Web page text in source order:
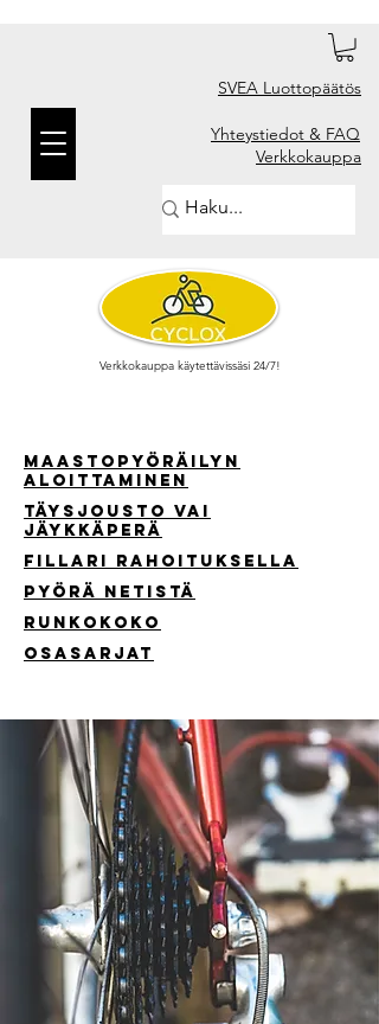
SVEA Luottopäätös
Yhteystiedot & FAQ
Verkkokauppa
Verkkokauppa käytettävissäsi 24/7!
Maastopyöräilyn
aloittaminen
täysjousto vai
jäykkäperä
FiLlari rahoituksella
pyörä netistä
runkokoko
osasarjat